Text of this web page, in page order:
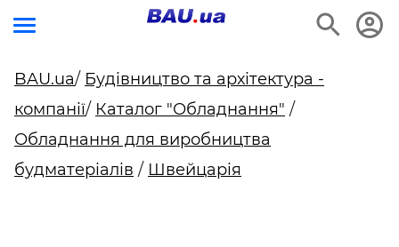
BAU.ua/ Будівництво та архітектура -
компанії/ Каталог "Обладнання" /
Обладнання для виробництва
будматеріалів / Швейцарія